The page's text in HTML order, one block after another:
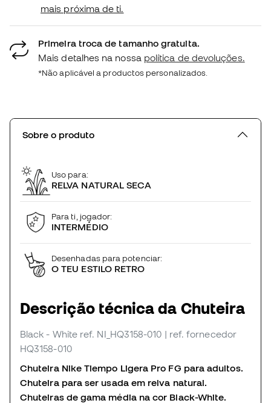
mais próxima de ti.
Primeira troca de tamanho gratuita.
Mais detalhes na nossa política de devoluções.
*Não aplicável a productos personalizados.
Sobre o produto
Uso para:
RELVA NATURAL SECA
Para ti, jogador:
INTERMÉDIO
Desenhadas para potenciar:
O TEU ESTILO RETRO
Descrição técnica da Chuteira
Black - White ref. NI_HQ3158-010 | ref. fornecedor
HQ3158-010
Chuteira Nike Tiempo Ligera Pro FG para adultos.
Chuteira para ser usada em relva natural.
Chuteiras de gama média na cor Black-White.